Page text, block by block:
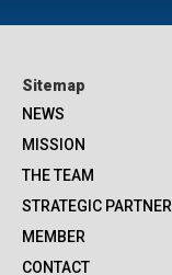
Sitemap
NEWS
MISSION
THE TEAM
STRATEGIC PARTNER
MEMBER
CONTACT